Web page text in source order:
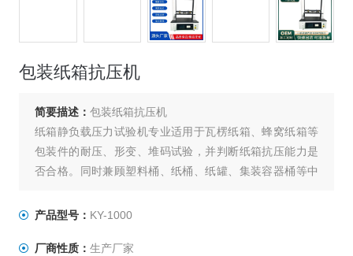
包装纸箱抗压机
简要描述： 包装纸箱抗压机
纸箱静负载压力试验机专业适用于瓦楞纸箱、蜂窝纸箱等
包装件的耐压、形变、堆码试验，并判断纸箱抗压能力是
否合格。同时兼顾塑料桶、纸桶、纸罐、集装容器桶等中
产品型号： KY-1000
厂商性质： 生产厂家